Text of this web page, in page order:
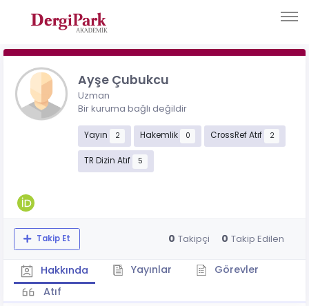
Ayşe Çubukcu
Uzman
Bir kuruma bağlı değildir
Yayın 2 Hakemlik 0 CrossRef Atıf 2
TR Dizin Atıf 5
Takip Et 0 Takipçi 0 Takip Edilen
Hakkında Yayınlar
Görevler
Atıf